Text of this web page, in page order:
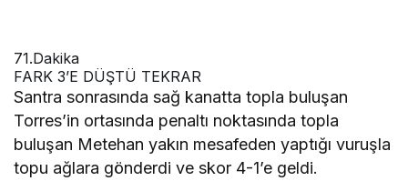
71.Dakika
FARK 3’E DÜŞTÜ TEKRAR
Santra sonrasında sağ kanatta topla buluşan
Torres’in ortasında penaltı noktasında topla
buluşan Metehan yakın mesafeden yaptığı vuruşla
topu ağlara gönderdi ve skor 4-1’e geldi.